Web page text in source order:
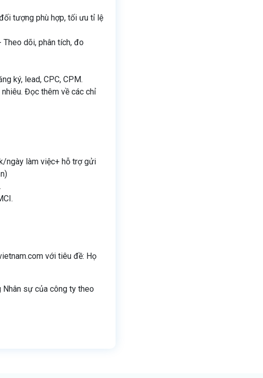
tượng phù hợp, tối ưu tỉ lệ
dõi, phân tích, đo
ký, lead, CPC, CPM.
Đọc thêm về các chỉ
ngày làm việc+ hỗ trợ gửi
với tiêu đề: Họ
sự của công ty theo